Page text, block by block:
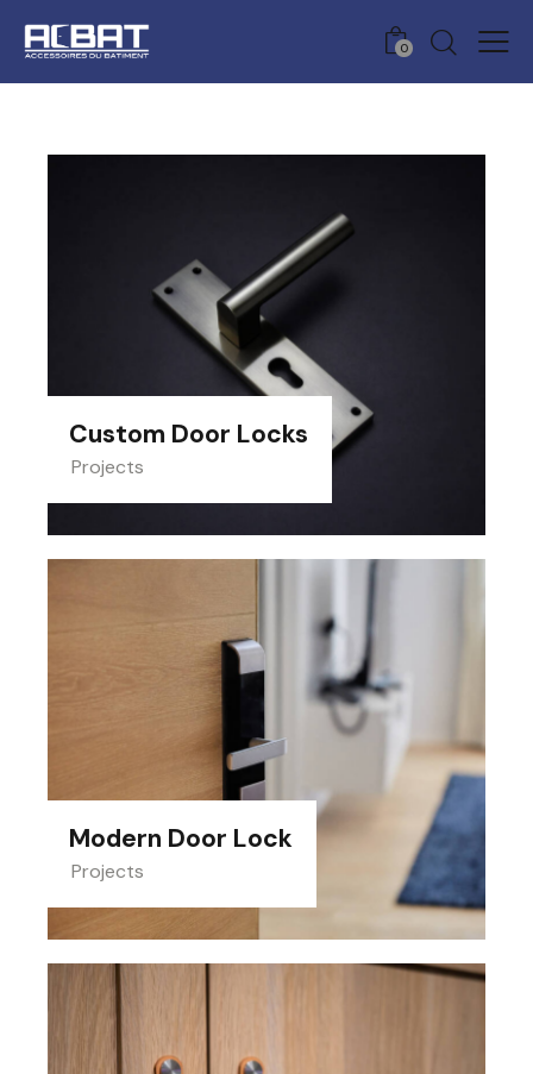
0
Custom Door Locks
Projects
Modern Door Lock
Projects